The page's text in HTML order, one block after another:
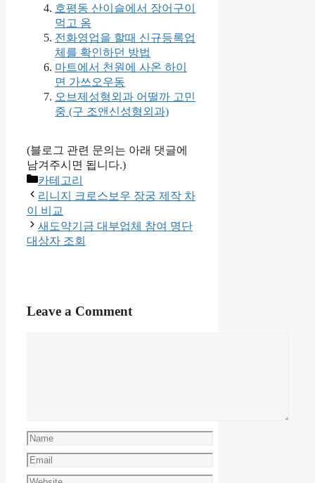
호평동 산이슬에서 장어구이
먹고 옴
전화영업을 할때 신규등록업
체를 확인하던 방법
마트에서 천원에 사온 하이
면 가쓰오우동
오브제성형외과 어떨까 고민
중 (구 조앤신성형외과)
(블로그 관련 문의는 아래 댓글에
남겨주시면 됩니다.)
Categories
카테고리
리니지 크로스보우 장궁 제작 차
이 비교
새도약기금 대부업체 참여 명단
대상자 조회
Leave a Comment
Name
Email
Website